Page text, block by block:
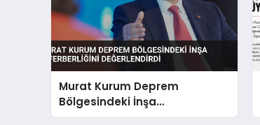
Murat Kurum Deprem
Bölgesindeki İnşa
Seferberliğini Değerlendirdi